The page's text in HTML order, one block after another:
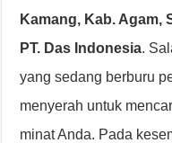
Kamang, Kab. Agam,
PT. Das Indonesia.
yang sedang berburu
menyerah untuk
minat Anda. Pada